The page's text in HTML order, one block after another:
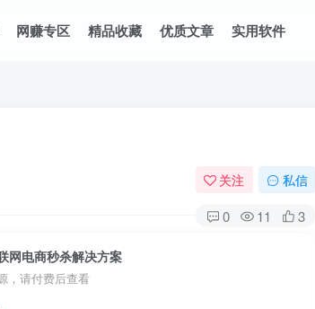
网赚专区 精品收藏 优质文章 实用软件
关注 私信
0 11 3
网电商秒杀解决方案
，请付费后查看